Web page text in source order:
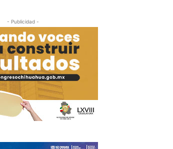
- Publicidad -